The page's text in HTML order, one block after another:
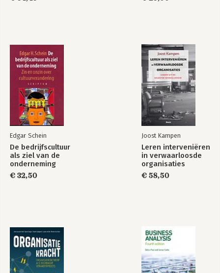
Mijn Japanse eurekamoment 133
Epiloog 135
Dankwoord 141
Over de auteur 143
Agile begrippenlijst 145
Het Agile Manifest 155
Bronnen 157
Edgar Schein
De bedrijfscultuur
als ziel van de
onderneming
€ 32,50
Joost Kampen
Leren interveniëren
in verwaarloosde
organisaties
€ 58,50